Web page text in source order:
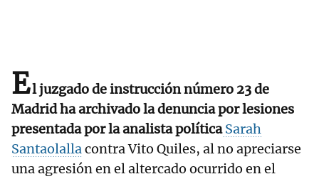
El juzgado de instrucción número 23 de
Madrid ha archivado la denuncia por lesiones
presentada por la analista políticaSarah
Santaolallacontra Vito Quiles, al no apreciarse
una agresión en el altercado ocurrido en el